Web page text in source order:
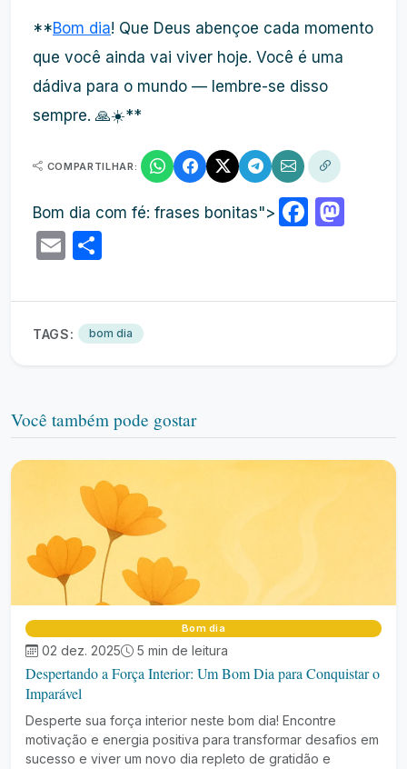
**Bom dia! Que Deus abençoe cada momento
que você ainda vai viver hoje. Você é uma
dádiva para o mundo — lembre-se disso
sempre. 🙏☀️**
COMPARTILHAR:
Bom dia com fé: frases bonitas">
Email
TAGS: bom dia
Você também pode gostar
Bom dia
02 dez. 2025 5 min de leitura
Despertando a Força Interior: Um Bom Dia para Conquistar o
Imparável
Desperte sua força interior neste bom dia! Encontre
motivação e energia positiva para transformar desafios em
sucesso e viver um novo dia repleto de gratidão e